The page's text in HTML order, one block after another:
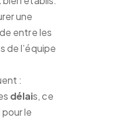
une
entre les
de l’équipe
:
délais, ce
le